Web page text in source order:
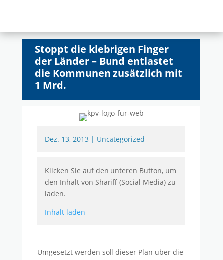
Stoppt die klebrigen Finger
der Länder – Bund entlastet
die Kommunen zusätzlich mit
1 Mrd.
Dez. 13, 2013| Uncategorized
Klicken Sie auf den unteren Button, um
den Inhalt von Shariff (Social Media) zu
laden.
Inhalt laden
Umgesetzt werden soll dieser Plan über die